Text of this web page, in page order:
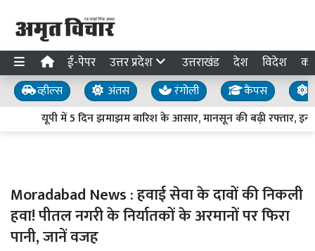
ई-पेपर उत्तर प्रदेश उत्तराखंड देश विदेश
व्हील्स अंतस रंगोली कैंपस
यूपी में 5 दिन झमाझम बारिश के आसार, मानसून की बढ़ी रफ्तार, इन
Moradabad News : हवाई सेवा के दावों की निकली
हवा! पीतल नगरी के निर्यातकों के अरमानों पर फिरा
पानी, जानें वजह